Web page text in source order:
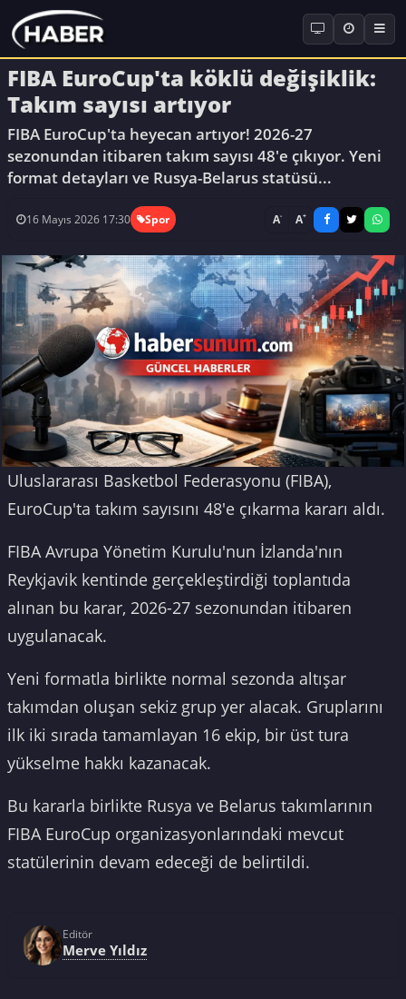
FIBA EuroCup'ta köklü değişiklik:
Takım sayısı artıyor
FIBA EuroCup'ta heyecan artıyor! 2026-27
sezonundan itibaren takım sayısı 48'e çıkıyor. Yeni
format detayları ve Rusya-Belarus statüsü...
16 Mayıs 2026 17:30 Spor A- A+
Uluslararası Basketbol Federasyonu (FIBA),
EuroCup'ta takım sayısını 48'e çıkarma kararı aldı.
FIBA Avrupa Yönetim Kurulu'nun İzlanda'nın
Reykjavik kentinde gerçekleştirdiği toplantıda
alınan bu karar, 2026-27 sezonundan itibaren
uygulanacak.
Yeni formatla birlikte normal sezonda altışar
takımdan oluşan sekiz grup yer alacak. Gruplarını
ilk iki sırada tamamlayan 16 ekip, bir üst tura
yükselme hakkı kazanacak.
Bu kararla birlikte Rusya ve Belarus takımlarının
FIBA EuroCup organizasyonlarındaki mevcut
statülerinin devam edeceği de belirtildi.
Editör
Merve Yıldız